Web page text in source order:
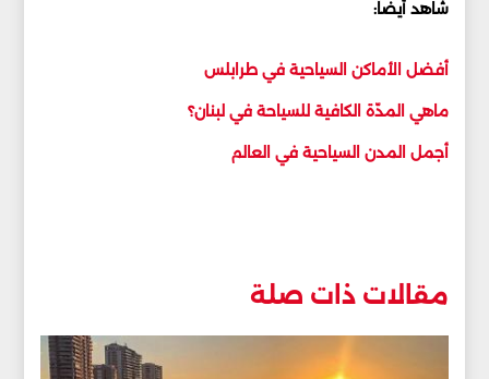
شاهد أيضاً:
أفضل الأماكن السياحية في طرابلس
ماهي المدّة الكافية للسياحة في لبنان؟
أجمل المدن السياحية في العالم
مقالات ذات صلة